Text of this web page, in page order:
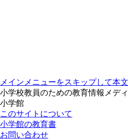
メインメニューをスキップして本
小学校教員のための教育情報メデ
小学館
このサイトについて
小学館の教育書
お問い合わせ